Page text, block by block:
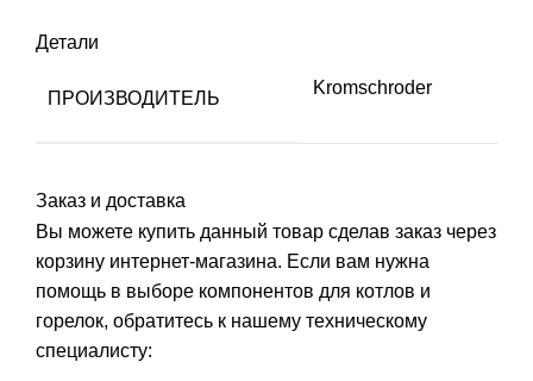
Детали
ПРОИЗВОДИТЕЛЬ
Kromschroder
Заказ и доставка
Вы можете купить данный товар сделав заказ через
корзину интернет-магазина. Если вам нужна
помощь в выборе компонентов для котлов и
горелок, обратитесь к нашему техническому
специалисту: